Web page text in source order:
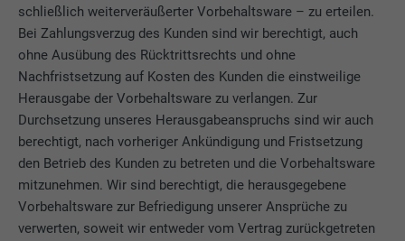
schließlich weiterveräußerter Vorbehaltsware – zu erteilen.
Bei Zahlungsverzug des Kunden sind wir berechtigt, auch
ohne Ausübung des Rücktrittsrechts und ohne
Nachfristsetzung auf Kosten des Kunden die einstweilige
Herausgabe der Vorbehaltsware zu verlangen. Zur
Durchsetzung unseres Herausgabeanspruchs sind wir auch
berechtigt, nach vorheriger Ankündigung und Fristsetzung
den Betrieb des Kunden zu betreten und die Vorbehaltsware
mitzunehmen. Wir sind berechtigt, die herausgegebene
Vorbehaltsware zur Befriedigung unserer Ansprüche zu
verwerten, soweit wir entweder vom Vertrag zurückgetreten
Zweck
Dieses Cookie ist essenziell für die Funktion
der Cookie Opt-In Extension. Es muss
gespeichert werden, damit das Tool weiß,
welche Cookie-Gruppen der Nutzer
akzeptiert hat.
Name _gat
Anbieter Google Analytics
Laufzeit 1 Tag
Zweck
Wird von Google Analytics verwendet, um
die Anforderungsrate einzuschränken.
Name _gid
Name NID
Anbieter Google
Laufzeit 6 Monate
Zweck
Dieses Cookie enthält eine eindeutige ID,
über die Ihre bevorzugten Einstellungen
und andere Informationen gespeichert
werden, insbesondere Ihre bevorzugte
Sprache, wie viele Suchergebnisse pro Seite
angezeigt werden sollen (z. B. 10 oder 20)
Cookie-Informationen anzeigen